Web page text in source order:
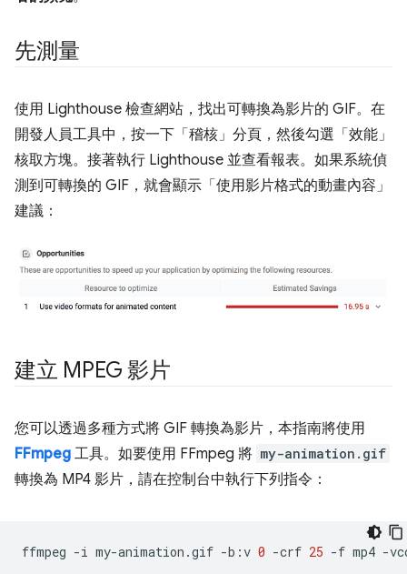
先測量
使用 Lighthouse 檢查網站，找出可轉換為影片的 GIF。在
開發人員工具中，按一下「稽核」分頁，然後勾選「效能」
核取方塊。接著執行 Lighthouse 並查看報表。如果系統偵
測到可轉換的 GIF，就會顯示「使用影片格式的動畫內容」
建議：
建立 MPEG 影片
您可以透過多種方式將 GIF 轉換為影片，本指南將使用
FFmpeg 工具。如要使用 FFmpeg 將 my-animation.gif
轉換為 MP4 影片，請在控制台中執行下列指令：
ffmpeg -i my-animation.gif -b:v 0 -crf 25 -f mp4 -